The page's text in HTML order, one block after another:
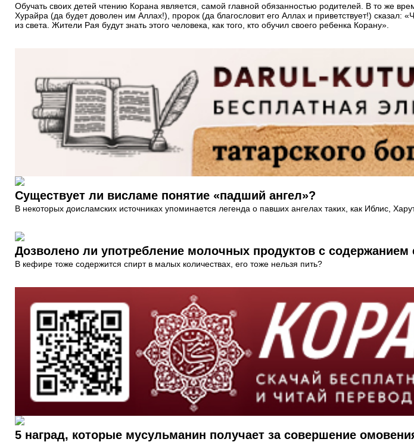
Обучать своих детей чтению Корана является, самой главной обязанностью родителей. В то же
Хурайра (да будет доволен им Аллах!), пророк (да благословит его Аллах и приветствует!)
из света. Жители Рая будут знать этого человека, как того, кто обучил своего ребенка Корану».
Существует ли висламе понятие «падший ангел»?
В некоторых доисламских источниках упоминается легенда о павших ангелах таких, как Иблис,
Дозволено ли употребление молочных продуктов с содержанием
В кефире тоже содержится спирт в малых количествах, его тоже нельзя пить?
5 наград, которые мусульманин получает за совершение